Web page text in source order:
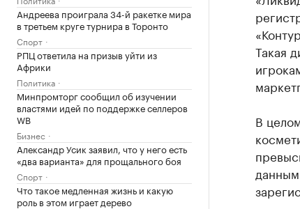
Андреева проиграла 34-й ракетке мира
в третьем круге турнира в Торонто
Спорт
РПЦ ответила на призыв уйти из
Африки
Политика
Минпромторг сообщил об изучении
властями идей по поддержке селлеров
WB
Бизнес
Александр Усик заявил, что у него есть
«два варианта» для прощального боя
Спорт
Что такое медленная жизнь и какую
роль в этом играет дерево
Такая
В